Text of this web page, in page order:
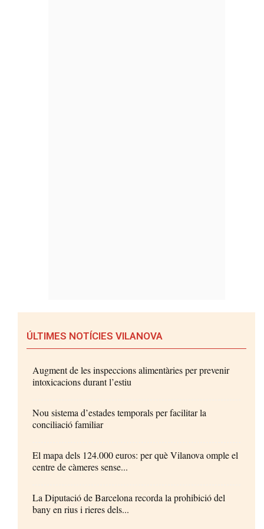
ÚLTIMES NOTÍCIES VILANOVA
Augment de les inspeccions alimentàries per prevenir
intoxicacions durant l’estiu
Nou sistema d’estades temporals per facilitar la
conciliació familiar
El mapa dels 124.000 euros: per què Vilanova omple el
centre de càmeres sense...
La Diputació de Barcelona recorda la prohibició del
bany en rius i rieres dels...